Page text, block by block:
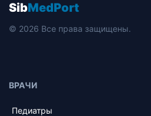
SibMedPort
© 2026 Все права защищены.
ВРАЧИ
Педиатры